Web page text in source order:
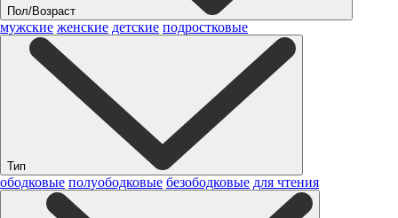
Пол/Возраст
мужские женские детские подростковые
Тип
ободковые полуободковые безободковые для чтения